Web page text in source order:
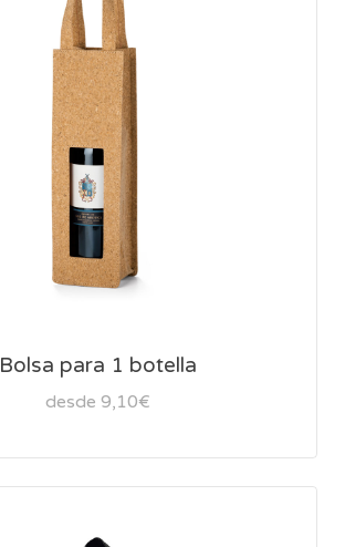
Bolsa para 1 botella
desde 9,10€